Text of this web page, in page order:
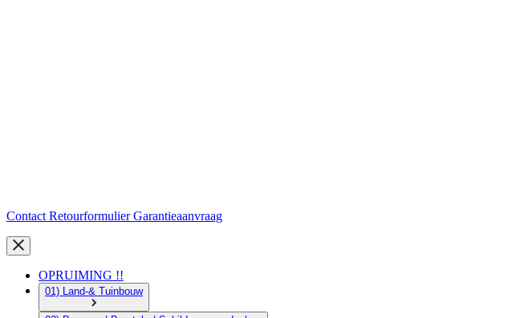
Contact RetourformulierGarantieaanvraag
OPRUIMING !!
01) Land-& Tuinbouw